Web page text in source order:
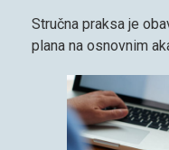
Stručna praksa je
plana na osnovnim